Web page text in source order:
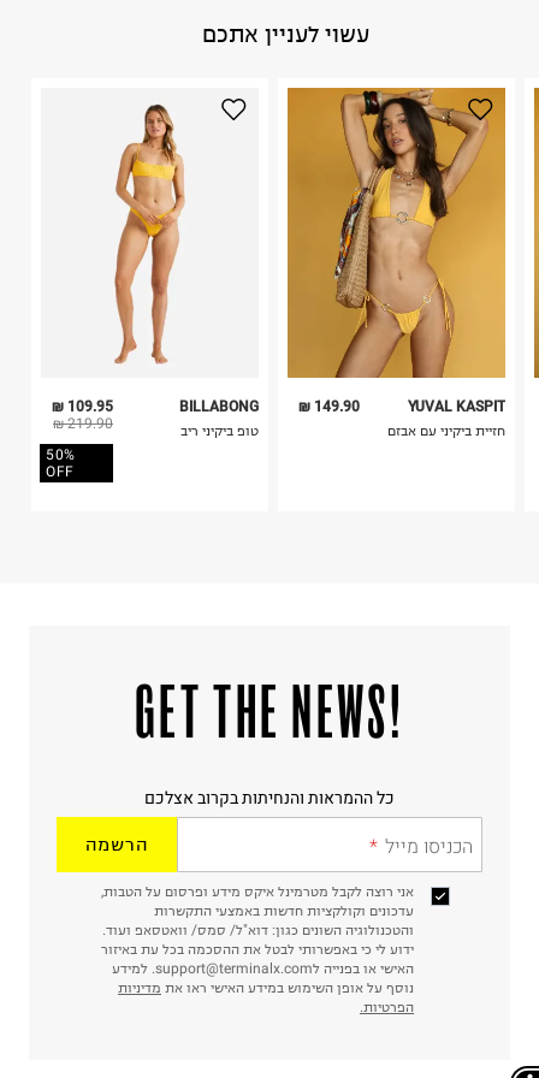
2. לא ניתן להחזיר חולצות בי"ס מודפסות בהדפסה אישית.
3. מוצרי טיפוח ניתן להחזיר סגורים באריזתם המקורית
בלבד. לא ניתן להחזיר לקים.
כביסה עדינה במכונה עד-30°C
לכבס צבעים כהים בנפרד
ללא חומרי הלבנה, ללא השריה
אין לשפשף במקום אחד
לייבש הפוך ובצל
אין לייבש במכונת ייבוש
אסור לגהץ
ניקוי יבש אסור
ללא סחיטה
היבואן
בילי האוס בע"מ
עשוי לעניין אתכם
109.95 ₪
219.90 ₪
50%
OFF
BILLABONG
טופ ביקיני ריב
149.90 ₪
YUVAL KASPIT
חזיית ביקיני עם אבזם
!GET THE NEWS
כל ההמראות והנחיתות בקרוב אצלכם
הכניסו מייל הרשמה
אני רוצה לקבל מטרמינל איקס מידע ופרסום על הטבות,
עדכונים וקולקציות חדשות באמצעי התקשרות
והטכנולוגיה השונים כגון: דוא"ל/ סמס/ וואטסאפ ועוד.
ידוע לי כי באפשרותי לבטל את ההסכמה בכל עת באיזור
האישי או בפנייה לsupport@terminalx.com. למידע
נוסף על אופן השימוש במידע האישי ראו את מדיניות
הפרטיות.